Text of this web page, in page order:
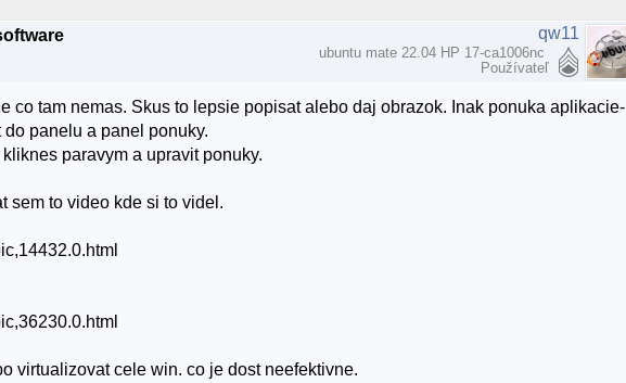
qw11
ubuntu mate 22.04 HP 17-ca1006nc
Používateľ
co tam nemas. Skus to lepsie popisat alebo daj obrazok. Inak ponuka aplikacie-
panelu a panel ponuky.
paravym a upravit ponuky.
sem to video kde si to videl.
virtualizovat cele win. co je dost neefektivne.